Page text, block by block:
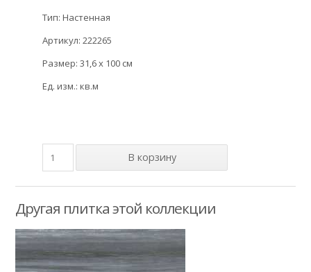
Тип: Настенная
Артикул: 222265
Размер: 31,6 x 100 см
Ед. изм.: кв.м
Другая плитка этой коллекции